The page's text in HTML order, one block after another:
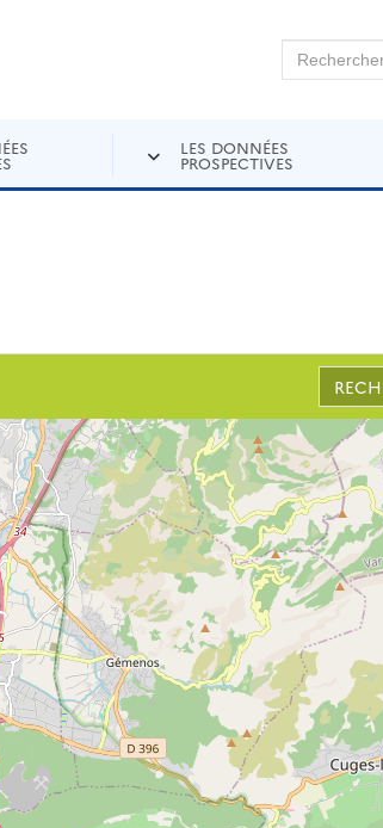
Rechercher sur
LES DONNÉES
PROSPECTIVES